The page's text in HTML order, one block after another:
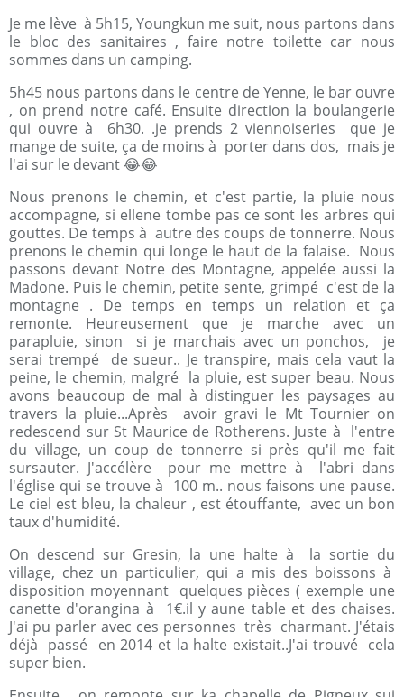
Je me lève à 5h15, Youngkun me suit, nous partons dans
le bloc des sanitaires , faire notre toilette car nous
sommes dans un camping.
5h45 nous partons dans le centre de Yenne, le bar ouvre
, on prend notre café. Ensuite direction la boulangerie
qui ouvre à 6h30. .je prends 2 viennoiseries que je
mange de suite, ça de moins à porter dans dos, mais je
l'ai sur le devant 😂😂
Nous prenons le chemin, et c'est partie, la pluie nous
accompagne, si ellene tombe pas ce sont les arbres qui
gouttes. De temps à autre des coups de tonnerre. Nous
prenons le chemin qui longe le haut de la falaise. Nous
passons devant Notre des Montagne, appelée aussi la
Madone. Puis le chemin, petite sente, grimpé c'est de la
montagne . De temps en temps un relation et ça
remonte. Heureusement que je marche avec un
parapluie, sinon si je marchais avec un ponchos, je
serai trempé de sueur.. Je transpire, mais cela vaut la
peine, le chemin, malgré la pluie, est super beau. Nous
avons beaucoup de mal à distinguer les paysages au
travers la pluie...Après avoir gravi le Mt Tournier on
redescend sur St Maurice de Rotherens. Juste à l'entre
du village, un coup de tonnerre si près qu'il me fait
sursauter. J'accélère pour me mettre à l'abri dans
l'église qui se trouve à 100 m.. nous faisons une pause.
Le ciel est bleu, la chaleur , est étouffante, avec un bon
taux d'humidité.
On descend sur Gresin, la une halte à la sortie du
village, chez un particulier, qui a mis des boissons à
disposition moyennant quelques pièces ( exemple une
canette d'orangina à 1€.il y aune table et des chaises.
J'ai pu parler avec ces personnes très charmant. J'étais
déjà passé en 2014 et la halte existait..J'ai trouvé cela
super bien.